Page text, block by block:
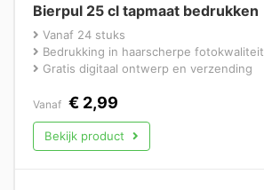
Bierpul 25 cl tapmaat bedrukken
Vanaf 24 stuks
Bedrukking in haarscherpe fotokwaliteit
Gratis digitaal ontwerp en verzending
Vanaf € 2,99
Bekijk product